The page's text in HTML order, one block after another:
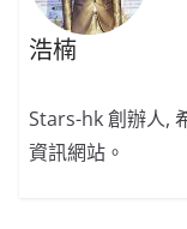
浩楠
Stars-hk 創辦人,
資訊網站。